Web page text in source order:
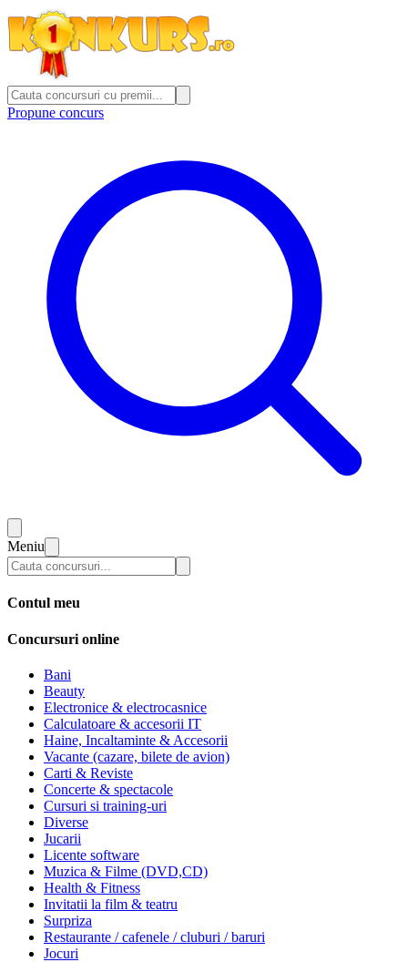
Propune concurs
Meniu
Contul meu
Concursuri online
Bani
Beauty
Electronice & electrocasnice
Calculatoare & accesorii IT
Haine, Incaltaminte & Accesorii
Vacante (cazare, bilete de avion)
Carti & Reviste
Concerte & spectacole
Cursuri si training-uri
Diverse
Jucarii
Licente software
Muzica & Filme (DVD,CD)
Health & Fitness
Invitatii la film & teatru
Surpriza
Restaurante / cafenele / cluburi / baruri
Jocuri